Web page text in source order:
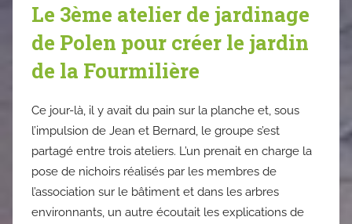
Le 3ème atelier de jardinage
de Polen pour créer le jardin
de la Fourmilière
Ce jour-là, il y avait du pain sur la planche et, sous
l’impulsion de Jean et Bernard, le groupe s’est
partagé entre trois ateliers. L’un prenait en charge la
pose de nichoirs réalisés par les membres de
l’association sur le bâtiment et dans les arbres
environnants, un autre écoutait les explications de